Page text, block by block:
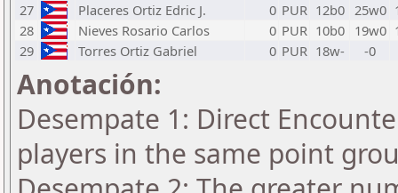
27
Placeres Ortiz Edric J. 0 PUR 12b0 25w0
28
Nieves Rosario Carlos 0 PUR 10b0 19w0
29
Torres Ortiz Gabriel 0 PUR 18w- -0
Anotación:
Desempate 1: Direct
players in the same point